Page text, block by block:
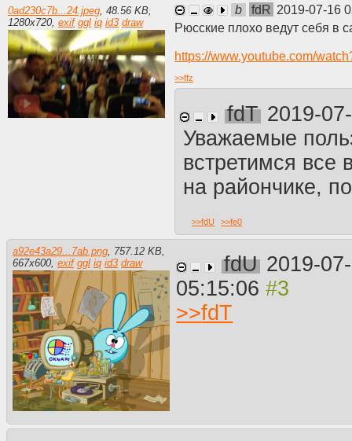
0ad230c7b...24.jpeg, 48.56 KB,
1280x720, exif ggl iq id3 draw
b fdR 2019-07-16
Рюсские плохо ведут себя в
https://www.youtube.com/
>>ffz
fdT 2019-
Уважаемые
встретимся все
на райончике,
>>fdU >>fe0
a92e43a29...7ab.png 757.12 KB
667x600 exif ggl iq id3 draw fdU 2019-
05:15:06
>>fdT